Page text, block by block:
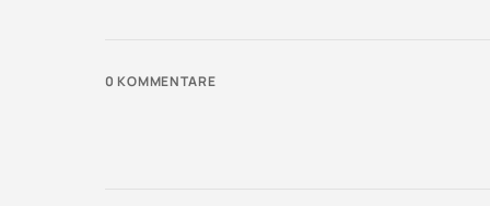
0 KOMMENTARE